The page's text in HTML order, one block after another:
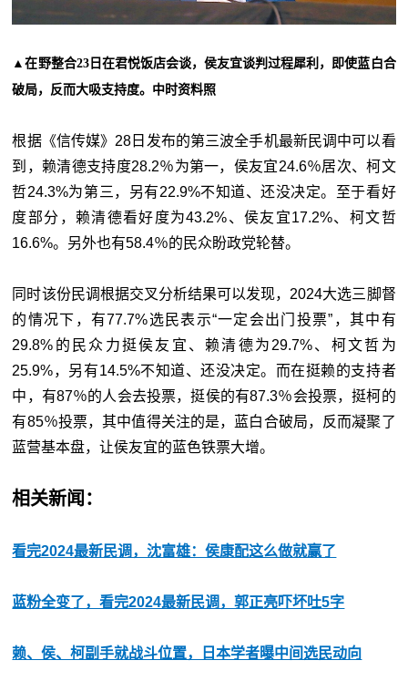
▲在野整合23日在君悦饭店会谈，侯友宜谈判过程犀利，即使蓝白合
破局，反而大吸支持度。中时资料照
根据《信传媒》28日发布的第三波全手机最新民调中可以看
到，赖清德支持度28.2％为第一，侯友宜24.6％居次、柯文
哲24.3%为第三，另有22.9%不知道、还没决定。至于看好
度部分，赖清德看好度为43.2%、侯友宜17.2%、柯文哲
16.6%。另外也有58.4％的民众盼政党轮替。
同时该份民调根据交叉分析结果可以发现，2024大选三脚督
的情况下，有77.7%选民表示“一定会出门投票”，其中有
29.8%的民众力挺侯友宜、赖清德为29.7%、柯文哲为
25.9%，另有14.5%不知道、还没决定。而在挺赖的支持者
中，有87％的人会去投票，挺侯的有87.3％会投票，挺柯的
有85％投票，其中值得关注的是，蓝白合破局，反而凝聚了
蓝营基本盘，让侯友宜的蓝色铁票大增。
相关新闻：
看完2024最新民调，沈富雄：侯康配这么做就赢了
蓝粉全变了，看完2024最新民调，郭正亮吓坏吐5字
赖、侯、柯副手就战斗位置，日本学者曝中间选民动向